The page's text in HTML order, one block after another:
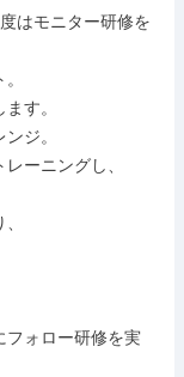
はモニター研修を
す。
ジ。
ーニングし、
フォロー研修を実